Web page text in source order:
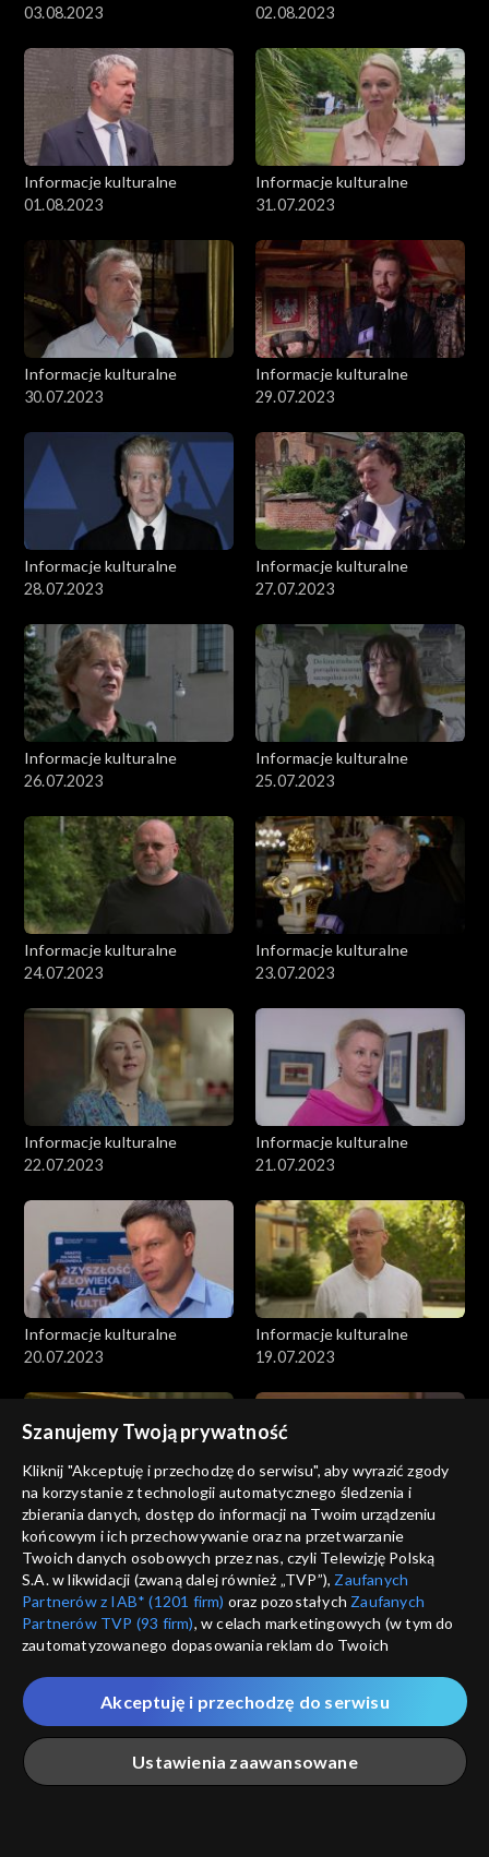
03.08.2023
02.08.2023
Informacje kulturalne
01.08.2023
Informacje kulturalne
31.07.2023
Informacje kulturalne
30.07.2023
Informacje kulturalne
29.07.2023
Informacje kulturalne
28.07.2023
Informacje kulturalne
27.07.2023
Informacje kulturalne
26.07.2023
Informacje kulturalne
25.07.2023
Informacje kulturalne
24.07.2023
Informacje kulturalne
23.07.2023
Informacje kulturalne
22.07.2023
Informacje kulturalne
21.07.2023
Informacje kulturalne
20.07.2023
Informacje kulturalne
19.07.2023
Informacje kulturalne
18.07.2023
Informacje kulturalne
17.07.2023
Informacje kulturalne
16.07.2023
Informacje kulturalne
15.07.2023
Szanujemy Twoją prywatność
Kliknij "Akceptuję i przechodzę do serwisu", aby wyrazić zgody
na korzystanie z technologii automatycznego śledzenia i
zbierania danych, dostęp do informacji na Twoim urządzeniu
końcowym i ich przechowywanie oraz na przetwarzanie
Twoich danych osobowych przez nas, czyli Telewizję Polską
S.A. w likwidacji (zwaną dalej również „TVP”), Zaufanych
Partnerów z IAB* (1201 firm) oraz pozostałych Zaufanych
Partnerów TVP (93 firm), w celach marketingowych (w tym do
zautomatyzowanego dopasowania reklam do Twoich
które wskazujemy poniżej, a także zgody na udostępnianie
przez nas identyfikatora PPID do Google.
Twoje dane osobowe zbierane podczas odwiedzania przez
Ciebie naszych
poszczególnych serwisówzwanych dalej
„Portalem”, w tym informacje zapisywane za pomocą
Ustawienia zaawansowane
Akceptuję i przechodzę do serwisu